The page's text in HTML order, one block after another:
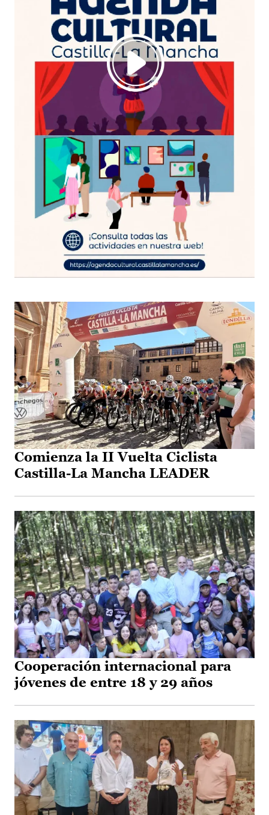
Comienza la II Vuelta Ciclista
Castilla-La Mancha LEADER
Cooperación internacional para
jóvenes de entre 18 y 29 años